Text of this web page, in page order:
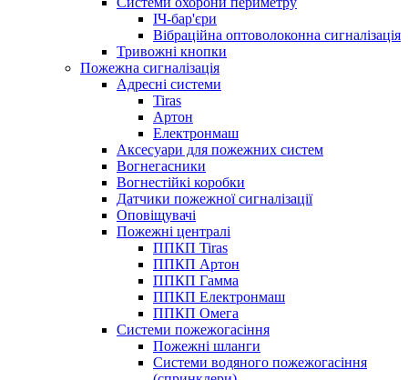
ІЧ-бар'єри
Вібраційна оптоволоконна сигналізація
Тривожні кнопки
Пожежна сигналізація
Адресні системи
Tiras
Артон
Електронмаш
Аксесуари для пожежних систем
Вогнегасники
Вогнестійкі коробки
Датчики пожежної сигналізації
Оповіщувачі
Пожежні централі
ППКП Tiras
ППКП Артон
ППКП Гамма
ППКП Електронмаш
ППКП Омега
Системи пожежогасіння
Пожежні шланги
Системи водяного пожежогасіння